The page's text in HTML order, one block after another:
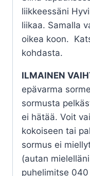
liikkeessäni
liikaa. Samalla
oikea koon.
kohdasta.
ILMAINEN
epävarma
sormusta
ei hätää. Voit
kokoiseen tai
sormus ei
(autan
puhelimitse